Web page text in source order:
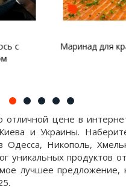
с
Маринад для
цене в
и Украины.
Одесса, Никополь,
уникальных продуктов
лучшее